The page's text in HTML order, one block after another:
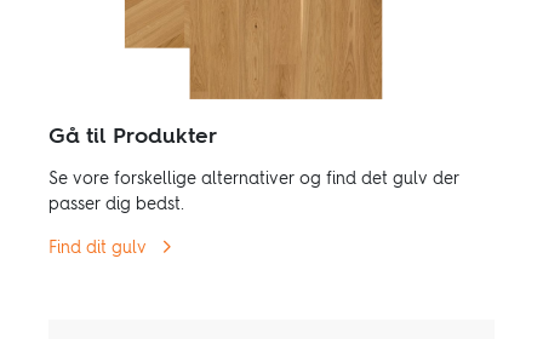
Gå til Produkter
Se vore forskellige alternativer og find det gulv der
passer dig bedst.
Find dit gulv